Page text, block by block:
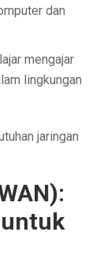
dan
mengajar
lingkungan
jaringan